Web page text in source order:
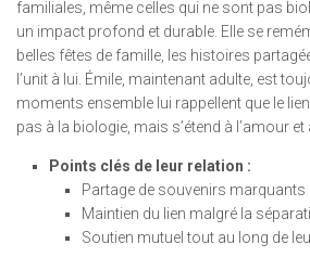
familiales, même celles qui ne sont pas
un impact profond et durable. Elle se
belles fêtes de famille, les histoires
l’unit à lui. Émile, maintenant adulte, est
moments ensemble lui rappellent que le
pas à la biologie, mais s’étend à l’amour et
Points clés de leur relation :
Partage de souvenirs
Maintien du lien malgré la
Soutien mutuel tout au long de